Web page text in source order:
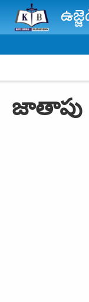
Skip to main
జాతాపు